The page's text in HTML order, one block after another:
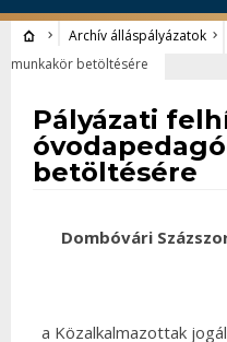
Archív álláspályázatok
munkakör betöltésére
Pályázati
betöltésére
Dombóvári
a Közalkalmazottak